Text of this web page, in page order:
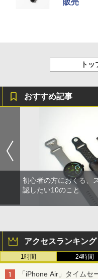
販売
ト
おすすめ記事
初心者の方におくる、
認したい10のこと
アクセスランキング
1時間 24時間
「iPhone Air」タイム